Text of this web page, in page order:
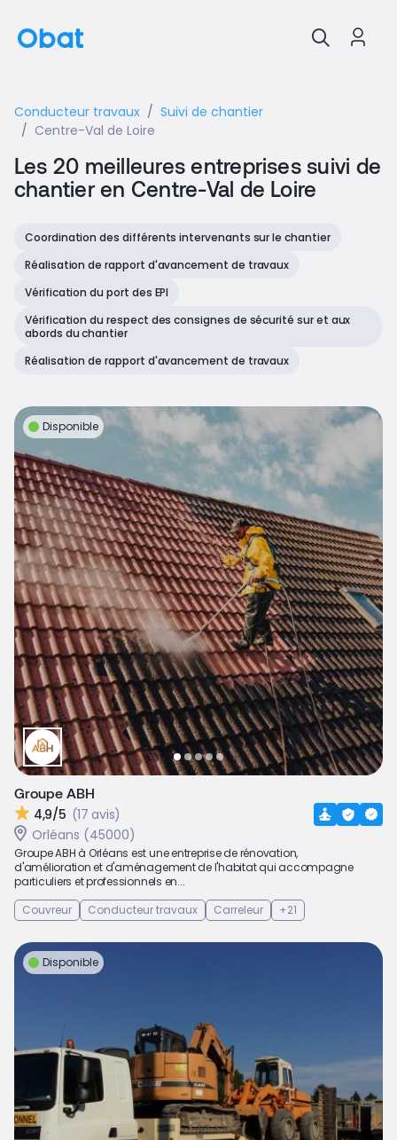
Conducteur travaux
Suivi de chantier
Centre-Val de Loire
Les 20 meilleures entreprises suivi de
chantier en Centre-Val de Loire
Coordination des différents intervenants sur le chantier
Réalisation de rapport d'avancement de travaux
Vérification du port des EPI
Vérification du respect des consignes de sécurité sur et aux
abords du chantier
Réalisation de rapport d'avancement de travaux
Disponible
Groupe ABH
4,9/5 (17 avis)
Orléans (45000)
Groupe ABH à Orléans est une entreprise de rénovation,
d'amélioration et d'aménagement de l'habitat qui accompagne
particuliers et professionnels en...
Couvreur
Conducteur travaux Carreleur +21
Disponible